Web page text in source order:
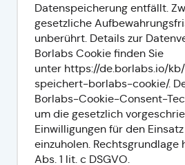
Datenspeicherung entfällt.
gesetzliche
unberührt. Details zur
Borlabs Cookie finden Sie
unter https://de.borlabs.io/
speichert-borlabs-cookie/.
Borlabs-Cookie-Consent-
um die gesetzlich
Einwilligungen für den
einzuholen. Rechtsgrundlage
Abs. 1 lit. c DSGVO.